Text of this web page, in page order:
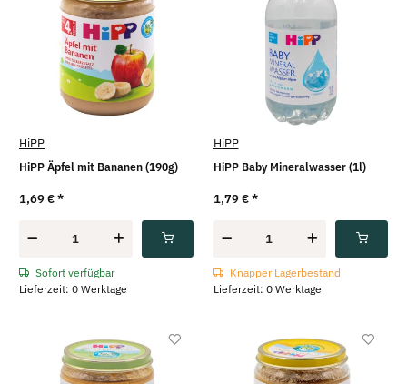
HiPP
HiPP Äpfel mit Bananen (190g)
1,69 €*
Sofort verfügbar
Lieferzeit: 0 Werktage
HiPP
HiPP Baby Mineralwasser (1l)
1,79 €*
Knapper Lagerbestand
Lieferzeit: 0 Werktage